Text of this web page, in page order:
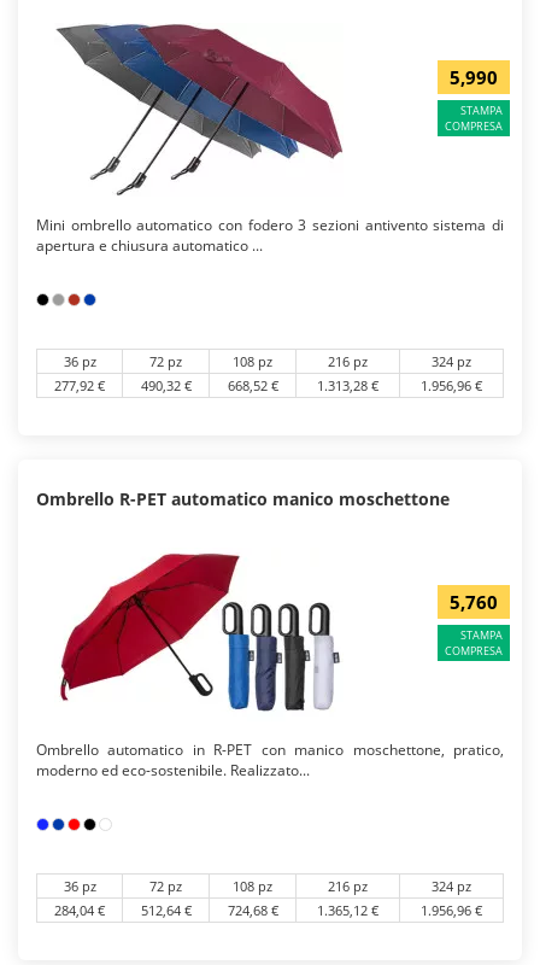
5,990
STAMPA
COMPRESA
Mini ombrello automatico con fodero 3 sezioni antivento sistema di
apertura e chiusura automatico ...
36 pz 72 pz 108 pz 216 pz
324 pz
277,92 €
490,32 € 668,52 € 1.313,28 € 1.956,96 €
Ombrello R-PET automatico manico moschettone
5,760
STAMPA
COMPRESA
Ombrello automatico in R-PET con manico moschettone, pratico,
moderno ed eco-sostenibile. Realizzato...
36 pz 72 pz 108 pz 216 pz
324 pz
284,04 €
512,64 € 724,68 € 1.365,12 € 1.956,96 €